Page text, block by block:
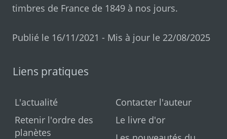
timbres de France de 1849 à nos jours.
Publié le 16/11/2021 - Mis à jour le 22/08/2025
Liens pratiques
L'actualité
Retenir l'ordre des
planètes
Contacter l'auteur
Le livre d'or